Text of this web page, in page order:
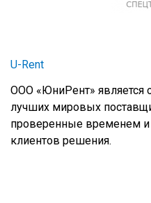
U-Rent
ООО «ЮниРент»
лучших мировых
проверенные временем
клиентов решения.